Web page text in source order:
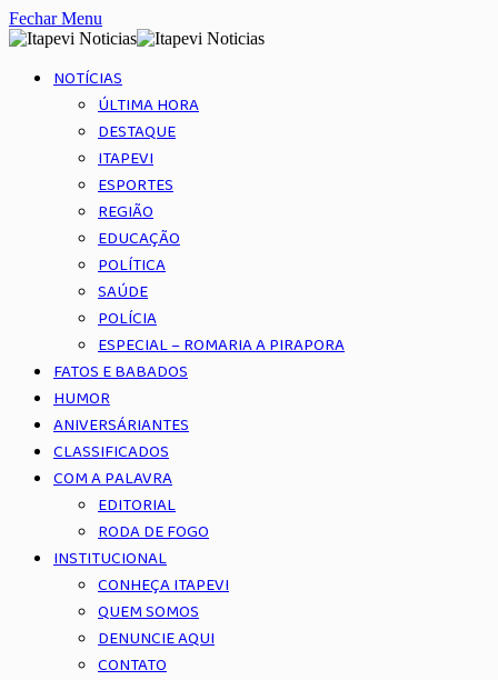
Fechar Menu
NOTÍCIAS
ÚLTIMA HORA
DESTAQUE
ITAPEVI
ESPORTES
REGIÃO
EDUCAÇÃO
POLÍTICA
SAÚDE
POLÍCIA
ESPECIAL – ROMARIA A PIRAPORA
FATOS E BABADOS
HUMOR
ANIVERSÁRIANTES
CLASSIFICADOS
COM A PALAVRA
EDITORIAL
RODA DE FOGO
INSTITUCIONAL
CONHEÇA ITAPEVI
QUEM SOMOS
DENUNCIE AQUI
CONTATO